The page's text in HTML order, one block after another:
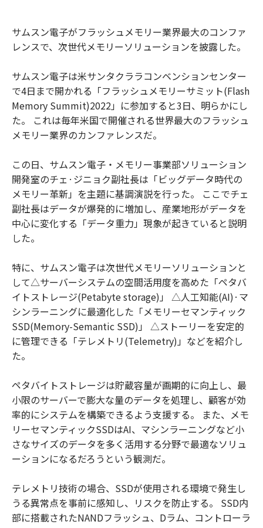
サムスン電子がフラッシュメモリー業界最大のコンファ
レンスで、次世代メモリーソリューションを披露した。
サムスン電子は米サンタクララコンベンションセンター
で4日まで開かれる「フラッシュメモリーサミット(Flash
Memory Summit)2022」に参加すると3日、明らかにし
た。 これは毎年米国で開催される世界最大のフラッシュ
メモリー業界のカンファレンスだ。
この日、サムスン電子・メモリー事業部ソリューション
開発室のチェ·ジニョク副社長は「ビッグデータ時代の
メモリー革新」を主題に基調演説を行った。 ここでチェ
副社長はデータが爆発的に増加し、産業地形がデータを
中心に変化する「データ重力」現象が起きていると説明
した。
特に、サムスン電子は次世代メモリーソリューションと
して△サーバーシステムの空間活用度を高めた「ペタバ
イトストレージ(Petabyte storage)」 △人工知能(AI)·マ
シンラーニングに最適化した「メモリーセマンティック
SSD(Memory-Semantic SSD)」 △ストーリーを安定的
に管理できる「テレメトリ(Telemetry)」などを紹介し
た。
ペタバイトストレージは貯蔵容量が画期的に向上し、最
小限のサーバーで膨大な量のデータを処理し、顧客が効
率的にシステムを構築できるよう支援する。 また、メモ
リーセマンティックSSDはAI、マシンラーニングなど小
さなサイズのデータを多く活用する分野で最適なソリュ
ーションになるだろうという観測だ。
テレメトリ技術の場合、SSDが使用される環境で発生し
うる異常点を事前に感知し、リスクを防止する。 SSD内
部に搭載されたNANDフラッシュ、Dラム、コントローラ